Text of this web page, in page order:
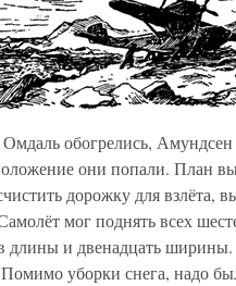
обогрелись, Амундсен
они попали. План
дорожку для взлёта,
мог поднять всех
длины и двенадцать
уборки снега, надо